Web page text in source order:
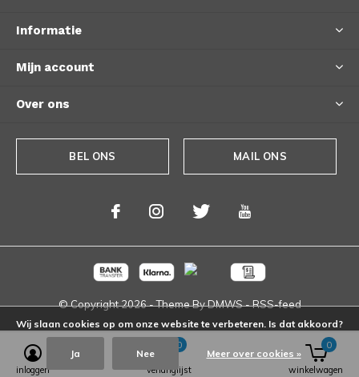
Informatie
Mijn account
Over ons
BEL ONS MAIL ONS
© Copyright2026- Theme ByDMWS-RSS-feed
inloggen verlanglijst
0
winkelwagen
0
Wij slaan cookies op om onze website te verbeteren. Is dat akkoord?
Ja Nee Meer over cookies »